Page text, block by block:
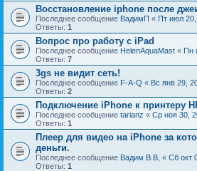
Восстановление iphone после
Последнее сообщение ВадимП « Пт июл
Ответы: 1
Вопрос про работу с iPad
Последнее сообщение HelenAquaMast « Пн
Ответы: 7
3gs не видит сеть!
Последнее сообщение F-A-Q « Вс янв 29,
Ответы: 2
Подключение iPhone к принтеру
Последнее сообщение tarianz « Ср ноя 30,
Ответы: 1
Плеер для видео на iPhone за
деньги.
Последнее сообщение Вадим В.В, « Сб окт
Ответы: 1